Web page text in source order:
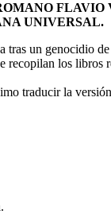
FLAVIO
UNIVERSAL.
tras un genocidio
recopilan los libros
traducir la